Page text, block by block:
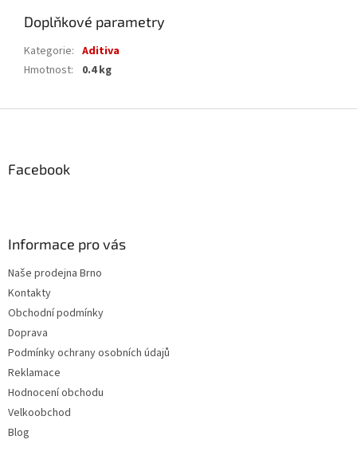
Doplňkové parametry
Kategorie: Aditiva
Hmotnost: 0.4 kg
Facebook
Informace pro vás
Naše prodejna Brno
Kontakty
Obchodní podmínky
Doprava
Podmínky ochrany osobních údajů
Reklamace
Hodnocení obchodu
Velkoobchod
Blog